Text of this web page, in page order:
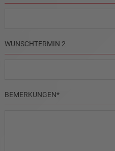
WUNSCHTERMIN 2
PFLICHTFELD
BEMERKUNGEN*